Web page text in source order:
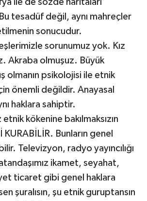
tesadüf değil, aynı mahreçler
sonucudur.
sorunumuz yok. Kız
Akraba olmuşuz. Büyük
olmanın psikolojisi ile etnik
önemli değildir. Anayasal
haklara sahiptir.
etnik kökenine bakılmaksızın
KURABİLİR. Bunların genel
Televizyon, radyo yayıncılığı
ikamet, seyahat,
ticaret gibi genel haklara
şuralısın, şu etnik guruptansın